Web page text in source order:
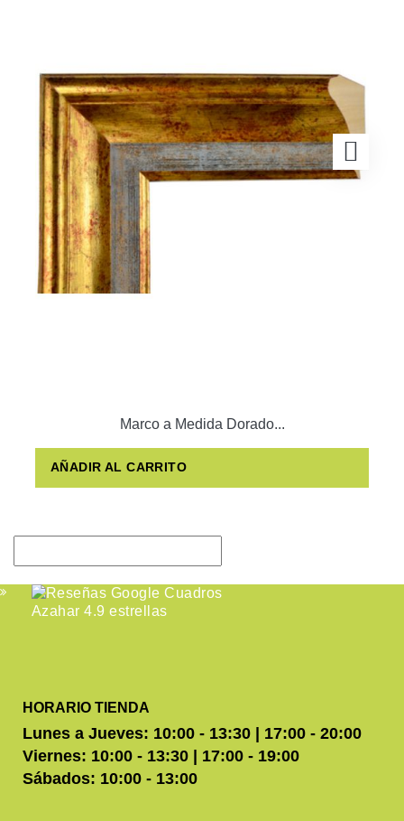
Marco a Medida Dorado...
AÑADIR AL CARRITO
HORARIO TIENDA
Lunes a Jueves: 10:00 - 13:30 | 17:00 - 20:00
Viernes: 10:00 - 13:30 | 17:00 - 19:00
Sábados: 10:00 - 13:00